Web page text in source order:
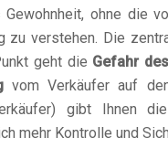
ohne die
zu verstehen. Die
geht die Gefahr
vom Verkäufer auf
gibt Ihnen
mehr Kontrolle und